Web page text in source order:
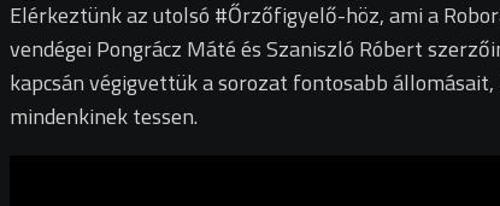
Elérkeztünk az utolsó #Őrzőfigyelő-höz, ami a
vendégei Pongrácz Máté és Szaniszló Róbert
kapcsán végigvettük a sorozat fontosabb
mindenkinek tessen.